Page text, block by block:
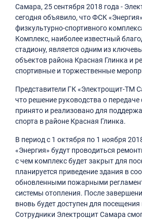
Самара, 25 сентября 2018 года -
сегодня объявило, что ФСК
физкультурно-спортивного
Комплекс, наиболее известный
стадиону, является одним из
объектов района Красная Глинка и
спортивные и торжественные
Представители ГК «Электрощит-ТМ
что решение руководства о
принято и реализовано для
спорта в районе Красная Глинка.
В период с 1 октября по 1 ноября
«Энергия» будут проводиться
с чем комплекс будет закрыт для
планируется приведение здания в
обновленными пожарными
системы отопления. После
вновь будет доступен для
Сотрудники Электрощит Самара